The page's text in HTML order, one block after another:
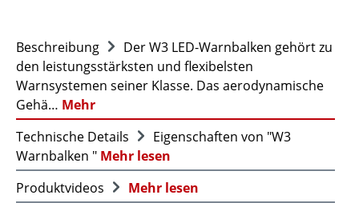
Beschreibung
Der W3 LED-Warnbalken gehört zu
den leistungsstärksten und flexibelsten
Warnsystemen seiner Klasse. Das aerodynamische
Gehä… Mehr
Technische Details
Eigenschaften von "W3
Warnbalken " Mehr lesen
Produktvideos
Mehr lesen